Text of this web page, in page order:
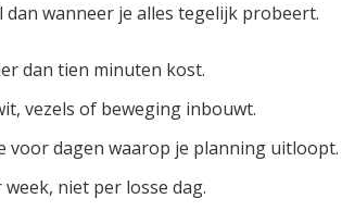
dan wanneer je alles tegelijk probeert.
dan tien minuten kost.
vezels of beweging inbouwt.
voor dagen waarop je planning uitloopt.
niet per losse dag.